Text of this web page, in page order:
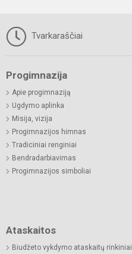
Tvarkaraščiai
Progimnazija
Apie progimnaziją
Ugdymo aplinka
Misija, vizija
Progimnazijos himnas
Tradiciniai renginiai
Bendradarbiavimas
Progimnazijos simboliai
Ataskaitos
Biudžeto vykdymo ataskaitų rinkiniai